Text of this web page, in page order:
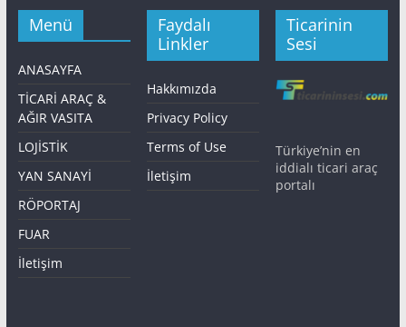
Menü
ANASAYFA
TİCARİ ARAÇ &
AĞIR VASITA
LOJİSTİK
YAN SANAYİ
RÖPORTAJ
FUAR
İletişim
Faydalı
Linkler
Hakkımızda
Privacy Policy
Terms of Use
İletişim
Ticarinin
Sesi
Türkiye’nin en
iddialı ticari araç
portalı